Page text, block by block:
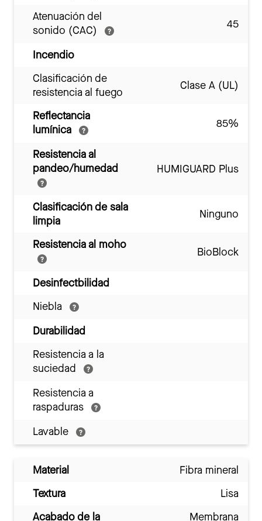
Atenuación del
sonido (CAC)
45
Incendio
Clasificación de
resistencia al fuego
Clase A (UL)
Reflectancia
lumínica
85%
Resistencia al
pandeo/humedad
HUMIGUARD Plus
Clasificación de sala
limpia
Ninguno
Resistencia al moho
BioBlock
Desinfectbilidad
Niebla
Durabilidad
Resistencia a la
suciedad
Resistencia a
raspaduras
Lavable
Material
Fibra mineral
Textura
Lisa
Acabado de la
Membrana